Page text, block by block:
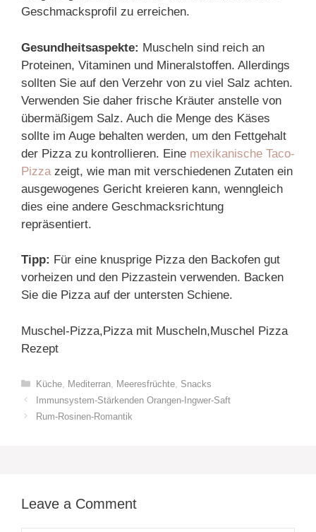
Geschmacksprofil zu erreichen.
Gesundheitsaspekte: Muscheln sind reich an
Proteinen, Vitaminen und Mineralstoffen. Allerdings
sollten Sie auf den Verzehr von zu viel Salz achten.
Verwenden Sie daher frische Kräuter anstelle von
übermäßigem Salz. Auch die Menge des Käses
sollte im Auge behalten werden, um den Fettgehalt
der Pizza zu kontrollieren. Eine mexikanische Taco-
Pizza zeigt, wie man mit verschiedenen Zutaten ein
ausgewogenes Gericht kreieren kann, wenngleich
dies eine andere Geschmacksrichtung
repräsentiert.
Tipp: Für eine knusprige Pizza den Backofen gut
vorheizen und den Pizzastein verwenden. Backen
Sie die Pizza auf der untersten Schiene.
Muschel-Pizza,Pizza mit Muscheln,Muschel Pizza
Rezept
Categories
Küche, Mediterran, Meeresfrüchte, Snacks
Immunsystem-Stärkenden Orangen-Ingwer-Saft
Rum-Rosinen-Romantik
Leave a Comment